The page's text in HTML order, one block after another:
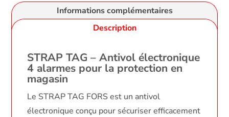
Description
Informations complémentaires
STRAP TAG – Antivol électronique
4 alarmes pour la protection en
magasin
Le STRAP TAG FORS est un antivol
électronique conçu pour sécuriser efficacement